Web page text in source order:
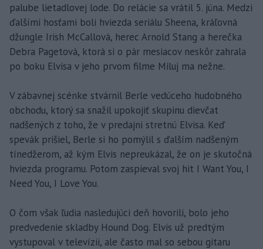
palube lietadlovej lode. Do relácie sa vrátil 5. júna. Medzi
ďalšími hosťami boli hviezda seriálu Sheena, kráľovná
džungle Irish McCallová, herec Arnold Stang a herečka
Debra Pagetová, ktorá si o pár mesiacov neskôr zahrala
po boku Elvisa v jeho prvom filme Miluj ma nežne.
V zábavnej scénke stvárnil Berle vedúceho hudobného
obchodu, ktorý sa snažil upokojiť skupinu dievčat
nadšených z toho, že v predajni stretnú Elvisa. Keď
spevák prišiel, Berle si ho pomýlil s ďalším nadšeným
tínedžerom, až kým Elvis nepreukázal, že on je skutočná
hviezda programu. Potom zaspieval svoj hit I Want You, I
Need You, I Love You.
O čom však ľudia nasledujúci deň hovorili, bolo jeho
predvedenie skladby Hound Dog. Elvis už predtým
vystupoval v televízii, ale často mal so sebou gitaru